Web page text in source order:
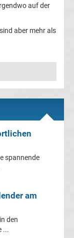
auf der
aber mehr als
spannende
am
den
...